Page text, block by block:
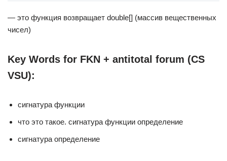
— это функция возвращает double[] (массив вещественных
чисел)
Key Words for FKN + antitotal forum (CS
VSU):
сигнатура функции
что это такое. сигнатура функции определение
сигнатура определение